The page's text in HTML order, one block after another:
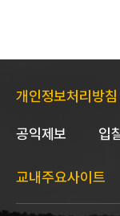
개인정보처리방침
공익제보 입
교내주요사이트